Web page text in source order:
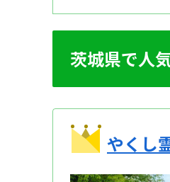
茨城県で人
やくし